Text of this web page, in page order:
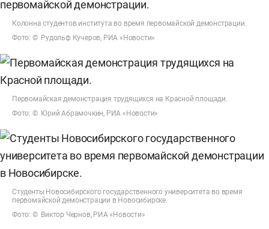
Колонна студентов института во время первомайской демонстрации.
Фото: © Рудольф Кучеров, РИА «Новости»
Первомайская демонстрация трудящихся на Красной площади.
Фото: © Юрий Абрамочкин, РИА «Новости»
Студенты Новосибирского государственного университета во время
первомайской демонстрации в Новосибирске.
Фото: © Виктор Чернов, РИА «Новости»